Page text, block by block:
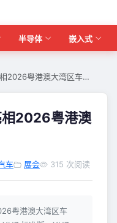
半导体 嵌入式
2026粤港澳大湾区车…
相2026粤港澳
车 展会 315 次阅读
粤港澳大湾区车